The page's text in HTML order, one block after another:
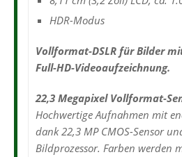
HDR-Modus
Vollformat-DSLR für Bilder
Full-HD-Videoaufzeichnung.
22,3 Megapixel Vollformat-
Hochwertige Aufnahmen mit
dank 22,3 MP CMOS-Sensor
Bildprozessor. Farben werden